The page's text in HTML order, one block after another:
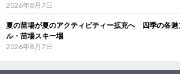
2026年8月7日
夏の苗場が夏のアクティビティー拡充へ 四季の各魅
ル・苗場スキー場
2026年8月7日